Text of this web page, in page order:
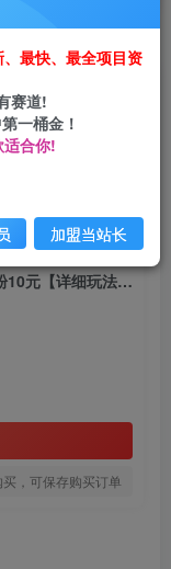
1个粉10元
650 43
收费3980的流量工厂回粉项目，号称1个粉10元【详细玩法教程解析】
，可保存购买订单
最快、最全项目资
赛道!
一桶金！
合你!
加盟当站长